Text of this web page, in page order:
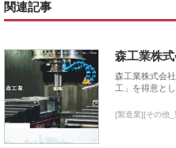
関連記事
森工業株
森工業株式会
工」を得意と
[製造業][その他_